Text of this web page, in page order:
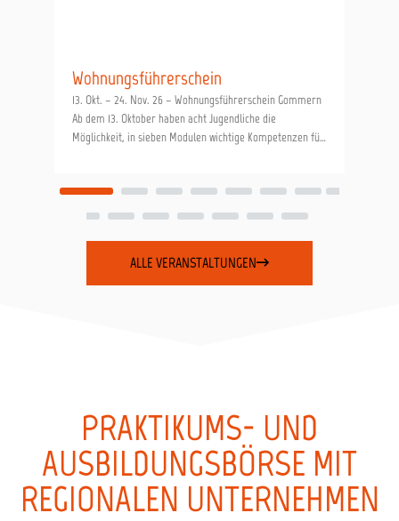
Wohnungsführerschein
13. Okt. – 24. Nov. 26 – Wohnungsführerschein Gommern
Ab dem 13. Oktober haben acht Jugendliche die
Möglichkeit, in sieben Modulen wichtige Kompetenzen für
ALLE VERANSTALTUNGEN
PRAKTIKUMS- UND
AUSBILDUNGSBÖRSE MIT
REGIONALEN UNTERNEHMEN